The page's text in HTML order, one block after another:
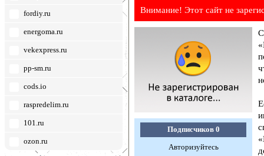
fordiy.ru
energoma.ru
vekexpress.ru
pp-sm.ru
cods.io
raspredelim.ru
101.ru
ozon.ru
Внимание! Этот сайт не
Подписчиков 0
Авторизуйтесь